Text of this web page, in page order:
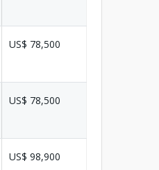
US$ 78,500
US$ 78,500
US$ 98,900